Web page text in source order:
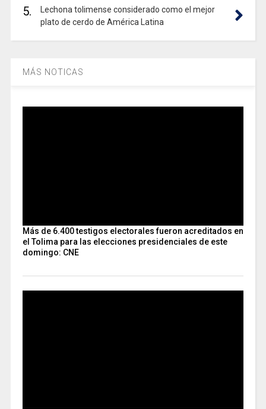
5.
Lechona tolimense considerado como el mejor
plato de cerdo de América Latina
MÁS NOTICAS
Más de 6.400 testigos electorales fueron acreditados en
el Tolima para las elecciones presidenciales de este
domingo: CNE